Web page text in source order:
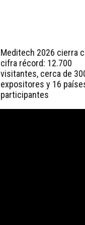
Meditech 2026 cierra
cifra récord: 12.700
visitantes, cerca de
expositores y 16
participantes